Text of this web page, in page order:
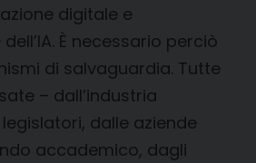
digitale e
dell’IA. È necessario perciò
di salvaguardia. Tutte
– dall’industria
dalle aziende
accademico, dagli